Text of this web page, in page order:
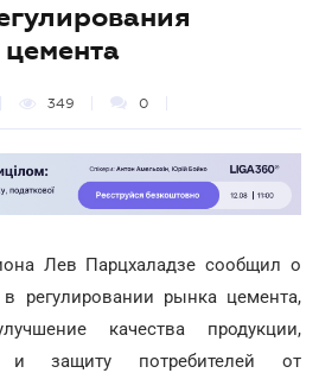
349 0
Лев Парцхаладзе сообщил о
регулировании рынка цемента,
качества продукции,
и защиту потребителей от